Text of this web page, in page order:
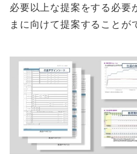
必要以上な提案をする必要
まに向けて提案することが